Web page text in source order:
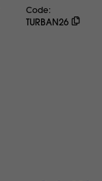
Code
TURBAN26